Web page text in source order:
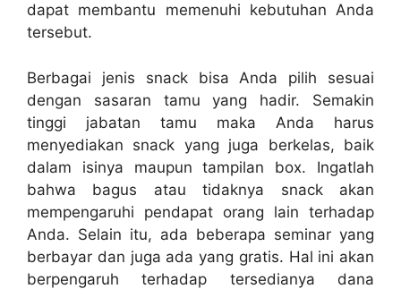
dapat membantu memenuhi kebutuhan Anda
tersebut.
Berbagai jenis snack bisa Anda pilih sesuai
dengan sasaran tamu yang hadir. Semakin
tinggi jabatan tamu maka Anda harus
menyediakan snack yang juga berkelas, baik
dalam isinya maupun tampilan box. Ingatlah
bahwa bagus atau tidaknya snack akan
mempengaruhi pendapat orang lain terhadap
Anda. Selain itu, ada beberapa seminar yang
berbayar dan juga ada yang gratis. Hal ini akan
berpengaruh terhadap tersedianya dana